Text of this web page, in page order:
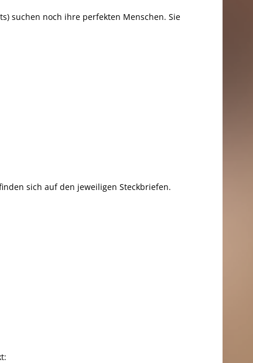
suchen noch ihre perfekten Menschen. Sie
sich auf den jeweiligen Steckbriefen.